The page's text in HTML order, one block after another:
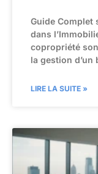
Guide Complet
dans
copropriété
la gestion
LIRE LA SUITE »